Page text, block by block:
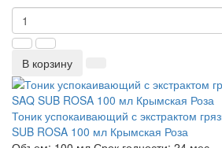
В корзину
Тоник успокаивающий с экстрактом
SUB ROSA 100 мл Крымская Роза